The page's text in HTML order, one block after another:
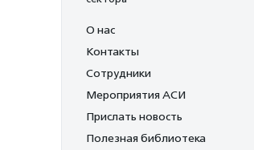
О нас
Контакты
Сотрудники
Мероприятия АСИ
Прислать новость
Полезная библиотека